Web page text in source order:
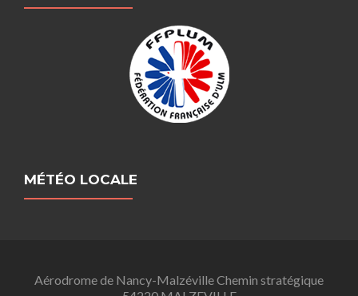
MÉTÉO LOCALE
Aérodrome de Nancy-Malzéville Chemin stratégique